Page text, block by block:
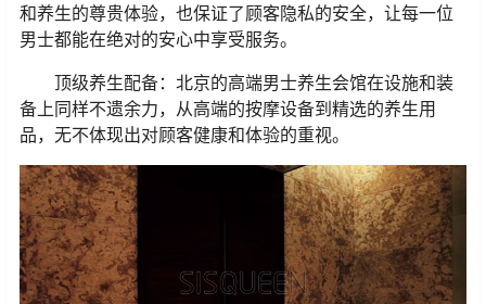
和养生的尊贵体验，也保证了顾客隐私的安全，让每一位
男士都能在绝对的安心中享受服务。
顶级养生配备：北京的高端男士养生会馆在设施和装
备上同样不遗余力，从高端的按摩设备到精选的养生用
品，无不体现出对顾客健康和体验的重视。